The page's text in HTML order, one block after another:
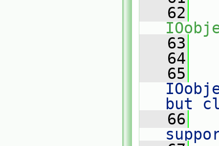
   62
   63
   64
   65
but
   66